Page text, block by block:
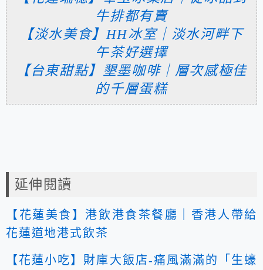
牛排都有賣
【淡水美食】HH冰室｜淡水河畔下
午茶好選擇
【台東甜點】墾墨咖啡｜層次感極佳
的千層蛋糕
延伸閱讀
【花蓮美食】港飲港食茶餐廳｜香港人帶給
花蓮道地港式飲茶
【花蓮小吃】財庫大飯店-痛風滿滿的「生蠔